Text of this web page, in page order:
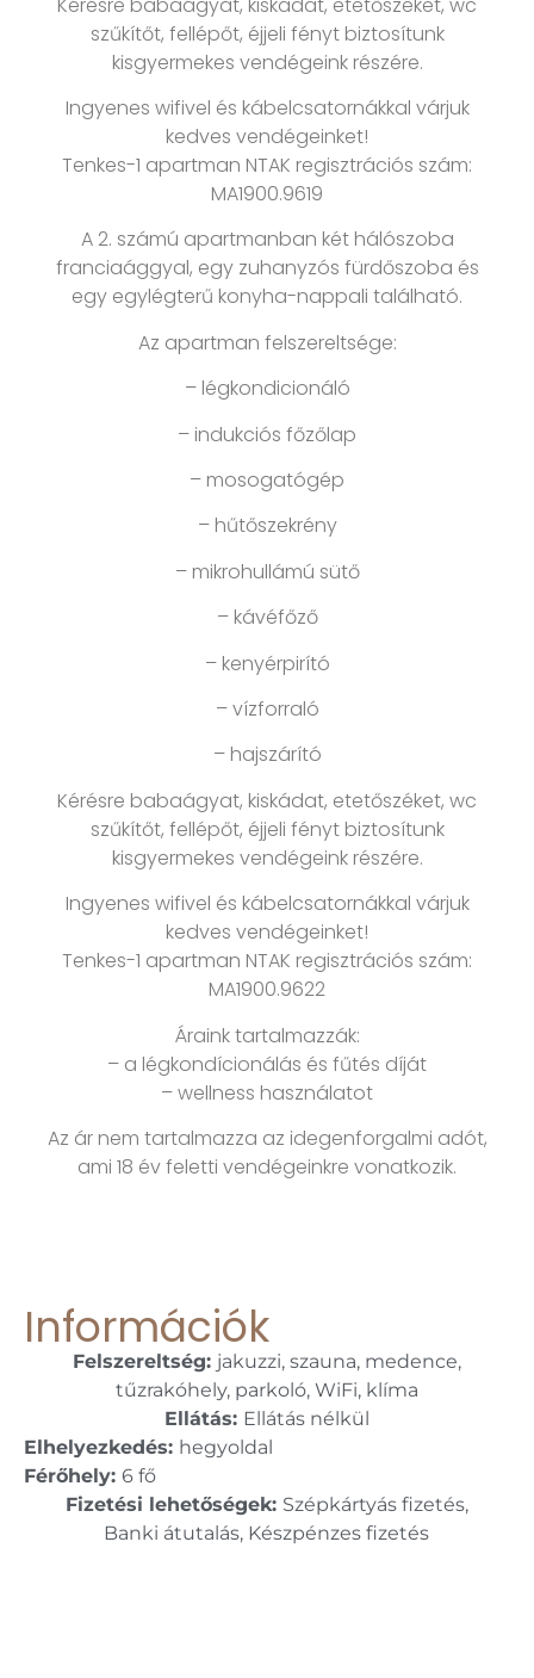
szűkítőt, fellépőt, éjjeli fényt biztosítunk
kisgyermekes vendégeink részére.
Ingyenes wifivel és kábelcsatornákkal várjuk
kedves vendégeinket!
Tenkes-1 apartman NTAK regisztrációs szám:
MA1900.9619
A 2. számú apartmanban két hálószoba
franciaággyal, egy zuhanyzós fürdőszoba és
egy egylégterű konyha-nappali található.
Az apartman felszereltsége:
– légkondicionáló
– indukciós főzőlap
– mosogatógép
– hűtőszekrény
– mikrohullámú sütő
– kávéfőző
– kenyérpirító
– vízforraló
– hajszárító
Kérésre babaágyat, kiskádat, etetőszéket, wc
szűkítőt, fellépőt, éjjeli fényt biztosítunk
kisgyermekes vendégeink részére.
Ingyenes wifivel és kábelcsatornákkal várjuk
kedves vendégeinket!
Tenkes-1 apartman NTAK regisztrációs szám:
MA1900.9622
Áraink tartalmazzák:
– a légkondícionálás és fűtés díját
– wellness használatot
Az ár nem tartalmazza az idegenforgalmi adót,
ami 18 év feletti vendégeinkre vonatkozik.
Információk
Felszereltség: jakuzzi, szauna, medence,
tűzrakóhely, parkoló, WiFi, klíma
Ellátás: Ellátás nélkül
Elhelyezkedés: hegyoldal
Férőhely: 6 fő
Fizetési lehetőségek: Szépkártyás fizetés,
Banki átutalás, Készpénzes fizetés